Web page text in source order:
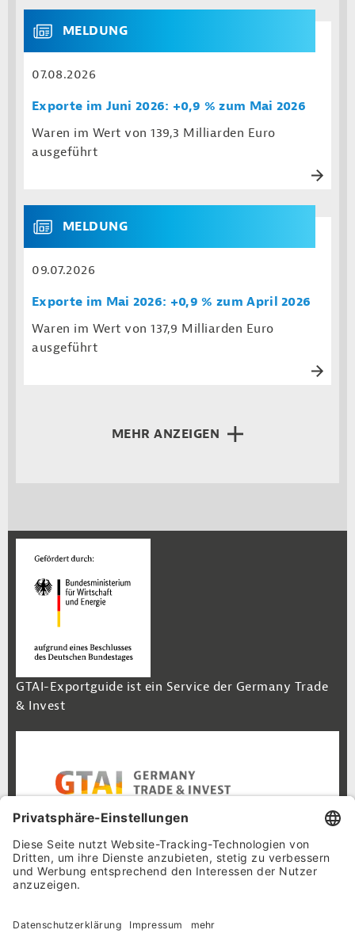
MELDUNG
07.08.2026
Exporte im Juni 2026: +0,9 % zum Mai 2026
Waren im Wert von 139,3 Milliarden Euro
ausgeführt
MELDUNG
09.07.2026
Exporte im Mai 2026: +0,9 % zum April 2026
Waren im Wert von 137,9 Milliarden Euro
ausgeführt
MEHR ANZEIGEN
GTAI-Exportguide ist ein Service der Germany Trade
& Invest
Footer Navigation
Inhalt
Cookie-Einstellungen
Datenschutz